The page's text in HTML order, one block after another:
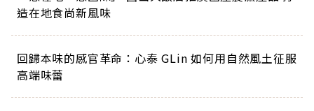
造在地食尚新風味
回歸本味的感官革命：心泰 GLin 如何用自然風土征服
高端味蕾